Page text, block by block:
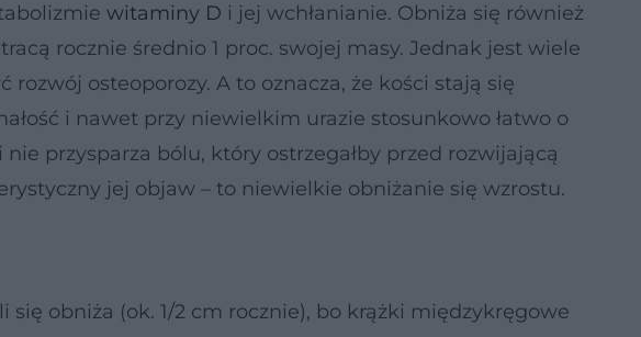
witaminy D i jej wchłanianie. Obniża się również
rocznie średnio 1 proc. swojej masy. Jednak jest wiele
osteoporozy. A to oznacza, że kości stają się
i nawet przy niewielkim urazie stosunkowo łatwo o
przysparza bólu, który ostrzegałby przed rozwijającą
jej objaw – to niewielkie obniżanie się wzrostu.
obniża (ok. 1/2 cm rocznie), bo krążki międzykręgowe